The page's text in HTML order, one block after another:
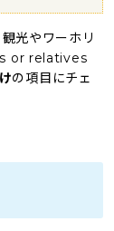
光やワーホリ
or relatives
の項目にチェ